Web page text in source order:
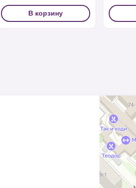
В корзину